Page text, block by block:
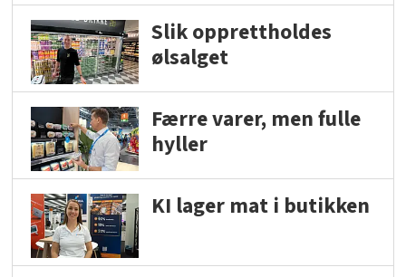
Slik opprettholdes
ølsalget
Færre varer, men fulle
hyller
KI lager mat i butikken